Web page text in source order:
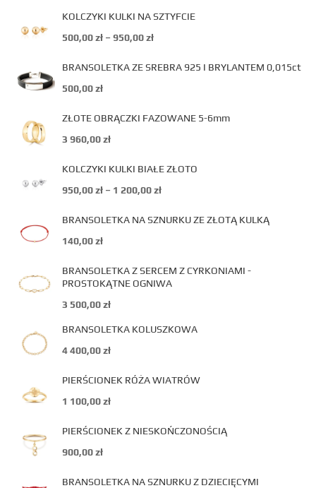
KOLCZYKI KULKI NA SZTYFCIE
500,00zł – 950,00zł
BRANSOLETKA ZE SREBRA 925 I BRYLANTEM 0,015ct
500,00zł
ZŁOTE OBRĄCZKI FAZOWANE 5-6mm
3 960,00zł
KOLCZYKI KULKI BIAŁE ZŁOTO
950,00zł – 1 200,00zł
BRANSOLETKA NA SZNURKU ZE ZŁOTĄ KULKĄ
140,00zł
BRANSOLETKA Z SERCEM Z CYRKONIAMI -
PROSTOKĄTNE OGNIWA
3 500,00zł
BRANSOLETKA KOLUSZKOWA
4 400,00zł
PIERŚCIONEK RÓŻA WIATRÓW
1 100,00zł
PIERŚCIONEK Z NIESKOŃCZONOŚCIĄ
900,00zł
BRANSOLETKA NA SZNURKU Z DZIECIĘCYMI